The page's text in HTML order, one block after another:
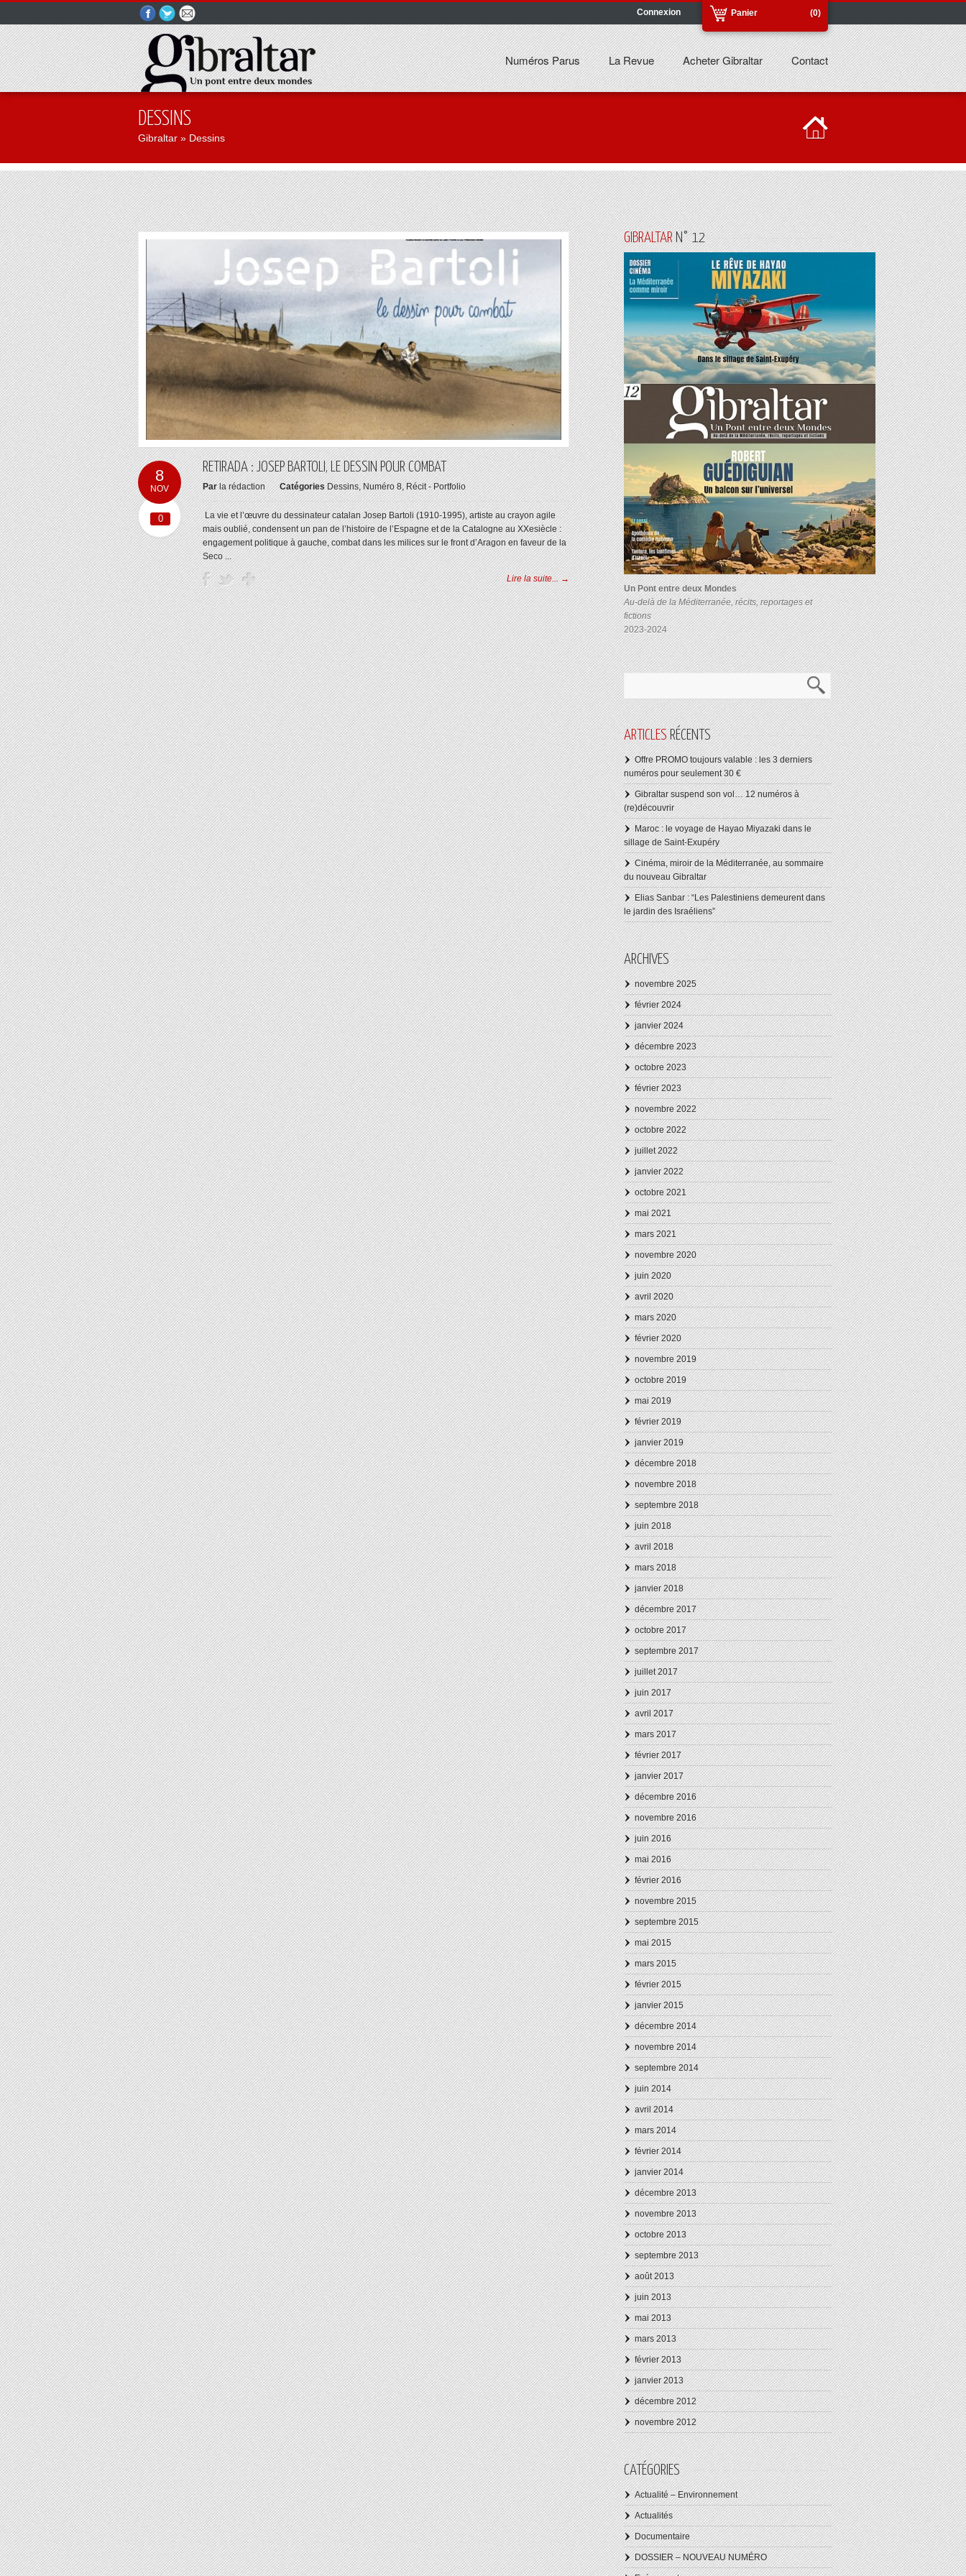
(0)
Panier
Connexion
Numéros Parus La Revue Acheter Gibraltar Contact
DESSINS
Gibraltar » Dessins
8
NOV
0
RETIRADA : JOSEP BARTOLI, LE DESSIN POUR COMBAT
Par la rédaction Catégories Dessins,Numéro 8,Récit - Portfolio
La vie et l’œuvre du dessinateur catalan Josep Bartoli (1910-1995), artiste au crayon agile
mais oublié, condensent un pan de l’histoire de l’Espagne et de la Catalogne au XXesiècle :
engagement politique à gauche, combat dans les milices sur le front d’Aragon en faveur de la
Seco ...
Lire la suite... →
GIBRALTARN° 12
Un Pont entre deux Mondes
Au-delà de la Méditerranée, récits, reportages et
fictions
2023-2024
ARTICLESRÉCENTS
Offre PROMO toujours valable : les 3 derniers
numéros pour seulement 30 €
Gibraltar suspend son vol… 12 numéros à
(re)découvrir
Maroc : le voyage de Hayao Miyazaki dans le
sillage de Saint-Exupéry
Cinéma, miroir de la Méditerranée, au sommaire
du nouveau Gibraltar
Elias Sanbar : “Les Palestiniens demeurent dans
le jardin des Israéliens”
ARCHIVES
novembre 2025
février 2024
janvier 2024
décembre 2023
octobre 2023
février 2023
novembre 2022
octobre 2022
juillet 2022
janvier 2022
octobre 2021
mai 2021
mars 2021
novembre 2020
juin 2020
avril 2020
mars 2020
février 2020
novembre 2019
octobre 2019
mai 2019
février 2019
janvier 2019
décembre 2018
novembre 2018
septembre 2018
juin 2018
avril 2018
mars 2018
janvier 2018
décembre 2017
octobre 2017
septembre 2017
juillet 2017
juin 2017
avril 2017
mars 2017
février 2017
janvier 2017
décembre 2016
novembre 2016
juin 2016
mai 2016
février 2016
novembre 2015
septembre 2015
mai 2015
mars 2015
février 2015
janvier 2015
décembre 2014
novembre 2014
septembre 2014
juin 2014
avril 2014
mars 2014
février 2014
janvier 2014
décembre 2013
novembre 2013
octobre 2013
septembre 2013
août 2013
juin 2013
mai 2013
mars 2013
février 2013
janvier 2013
décembre 2012
novembre 2012
CATÉGORIES
Actualité – Environnement
Actualités
Documentaire
DOSSIER – NOUVEAU NUMÉRO